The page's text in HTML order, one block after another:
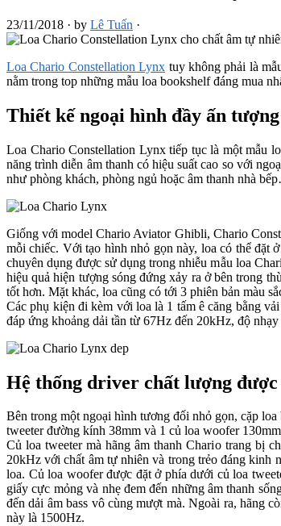
23/11/2018 · by Lê Tuấn ·
Loa Chario Constellation Lynx tuy không phải là
nằm trong top những mẫu loa bookshelf đáng mua
Thiết kế ngoại hình đầy ấn
Loa Chario Constellation Lynx tiếp tục là một mẫu
năng trình diễn âm thanh có hiệu suất cao so với
như phòng khách, phòng ngủ hoặc âm thanh nhà
Giống với model Chario Aviator Ghibli, Chario
mỗi chiếc. Với tạo hình nhỏ gọn này, loa có thể đặt
chuyên dụng được sử dụng trong nhiễu mẫu loa
hiệu quả hiện tượng sóng đứng xảy ra ở bên trong
tốt hơn. Mặt khác, loa cũng có tới 3 phiên bản màu
Các phụ kiện đi kèm với loa là 1 tấm ê căng bằng
đáp ứng khoảng dải tần từ 67Hz đến 20kHz, độ
Hệ thống driver chất lượng
Bên trong một ngoại hình tương đối nhỏ gọn, cặp
tweeter đường kính 38mm và 1 củ loa woofer
Củ loa tweeter mà hãng âm thanh Chario trang bị
20kHz với chất âm tự nhiên và trong trẻo đáng kinh
loa. Củ loa woofer được đặt ở phía dưới củ loa
giấy cực mỏng và nhẹ đem đến những âm thanh
đến dải âm bass vô cùng mượt mà. Ngoài ra, hãng
này là 1500Hz.